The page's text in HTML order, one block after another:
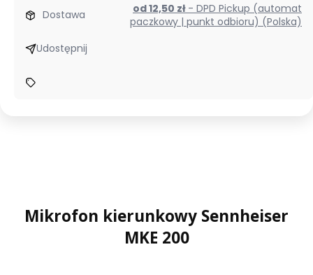
Dostawa od 12,50 zł - DPD Pickup (automat
paczkowy | punkt odbioru) (Polska)
Udostępnij
Mikrofon kierunkowy Sennheiser
MKE 200